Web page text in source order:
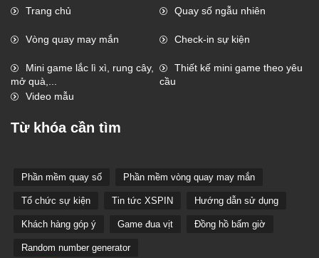
Trang chủ Quay số ngẫu nhiên
Vòng quay may mắn Check-in sự kiện
Mini game lắc lì xì, rung cây,
mở quà,...
Thiết kế mini game theo yêu
cầu
Video mẫu
Từ khóa cần tìm
Phần mềm quay số Phần mềm vòng quay may mắn
Tổ chức sự kiện Tin tức XSPIN Hướng dẫn sử dụng
Khách hàng góp ý Game đua vịt Đồng hồ bấm giờ
Random number generator